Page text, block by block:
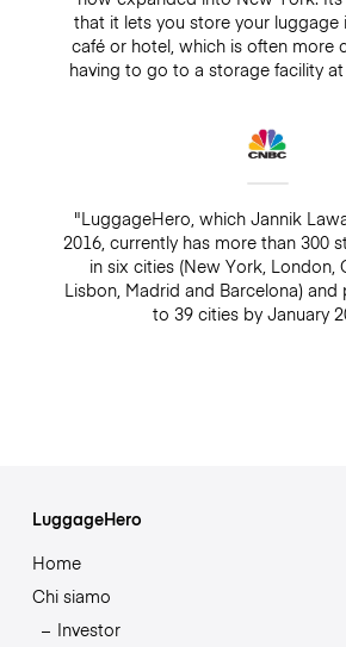
that it lets you store your luggage
café or hotel, which is often more
having to go to a storage facility
"LuggageHero, which Jannik
2016, currently has more than 300
in six cities (New York, London,
Lisbon, Madrid and Barcelona)
to 39 cities by January
LuggageHero
Home
Chi siamo
Investor